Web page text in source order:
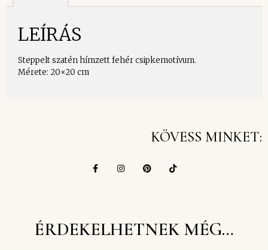
LEÍRÁS
Steppelt szatén hímzett fehér csipkemotívum.
Mérete: 20×20 cm
KÖVESS MINKET:
ÉRDEKELHETNEK MÉG…